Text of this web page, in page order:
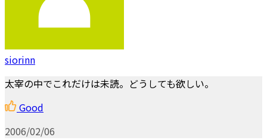
siorinn
太宰の中でこれだけは未読。どうしても欲しい。
Good
2006/02/06